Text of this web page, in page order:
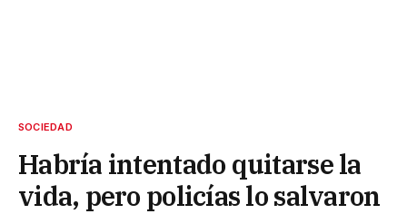
SOCIEDAD
Habría intentado quitarse la
vida, pero policías lo salvaron